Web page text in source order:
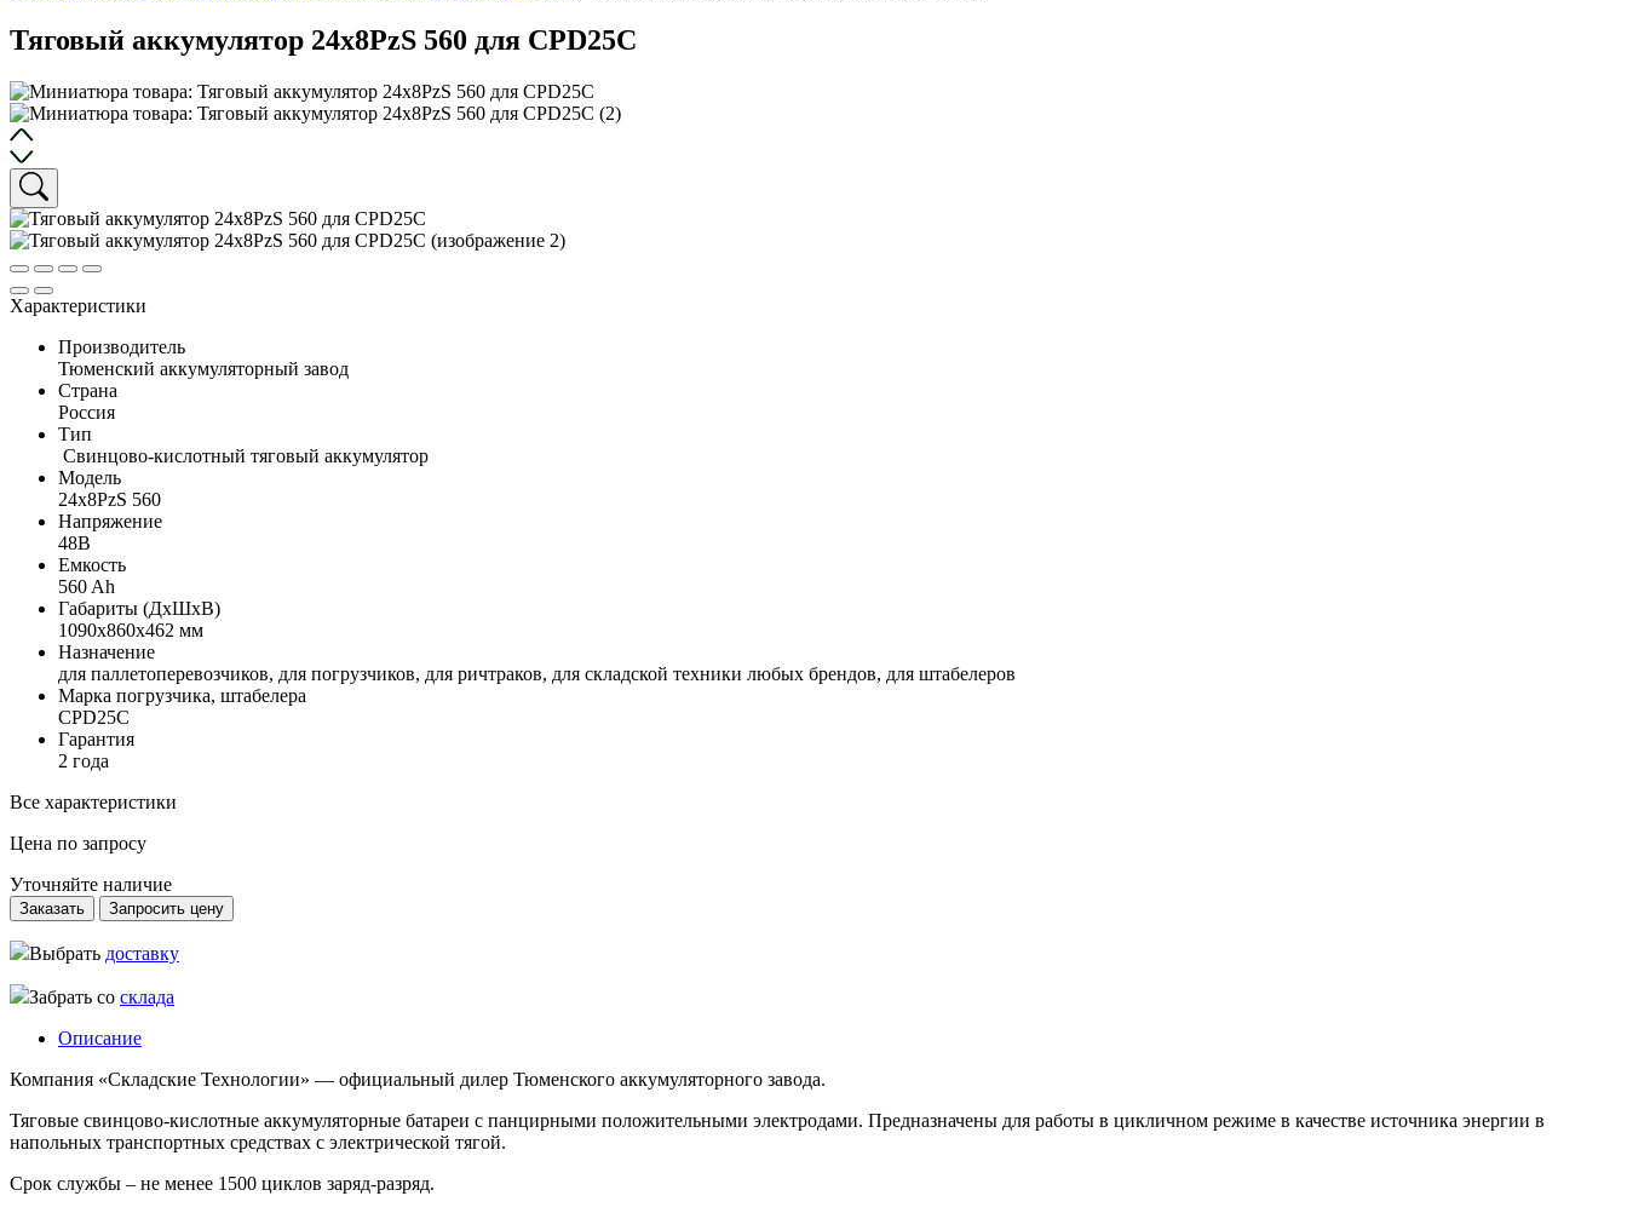
Тяговый аккумулятор 24x8PzS 560 для CPD25C
Характеристики
Производитель
Тюменский аккумуляторный завод
Страна
Россия
Тип
Свинцово-кислотный тяговый аккумулятор
Модель
24x8PzS 560
Напряжение
48В
Емкость
560 Ah
Габариты (ДхШхВ)
1090x860x462 мм
Назначение
для паллетоперевозчиков, для погрузчиков, для ричтраков, для складской техники любых брендов, для штабелеров
Марка погрузчика, штабелера
CPD25C
Гарантия
2 года
Все характеристики
Цена по запросу
Уточняйте наличие
Заказать Запросить цену
Выбрать доставку
Забрать со склада
Описание
Компания «Складские Технологии» — официальный дилер Тюменского аккумуляторного завода.
Тяговые свинцово-кислотные аккумуляторные батареи с панцирными положительными электродами. Предназначены для работы в цикличном режиме в качестве источника энергии в
напольных транспортных средствах с электрической тягой.
Срок службы – не менее 1500 циклов заряд-разряд.